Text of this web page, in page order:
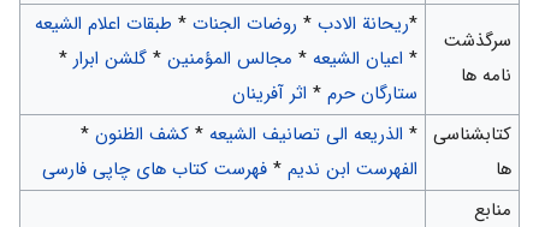
سرگذشت
نامه ها
*ريحانة الادب* روضات الجنات* طبقات اعلام الشیعه‌
* اعیان الشیعه* مجالس المؤمنین* گلشن ابرار*
ستارگان حرم* اثر آفرینان
کتابشناسی
ها
* الذریعه الی تصانیف الشیعه* کشف الظنون*
الفهرست ابن ندیم* فهرست کتاب های چاپی فارسی
منابع